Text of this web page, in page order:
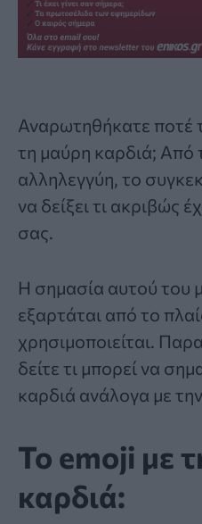
Αναρωτηθήκατε ποτέ
τη μαύρη καρδιά; Από
αλληλεγγύη, το
να δείξει τι ακριβώς
σας.
Η σημασία αυτού του
εξαρτάται από το
χρησιμοποιείται.
δείτε τι μπορεί να
καρδιά ανάλογα με
Το emoji με
καρδιά: